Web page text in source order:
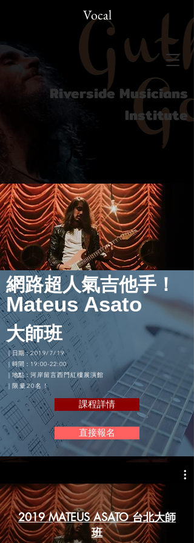
Riverside Musicians
Institute
Vocal
網路超人氣吉他手！
Mateus Asato
大師班
｜日期：2019/7/19
｜時間： 19:00-22:00
｜地點：河岸留言西門紅樓展演館
​｜ 限量20名！
課程詳情
直接報名
2019 MATEUS ASATO 台北大師
班